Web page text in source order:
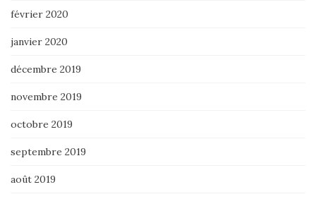
février 2020
janvier 2020
décembre 2019
novembre 2019
octobre 2019
septembre 2019
août 2019